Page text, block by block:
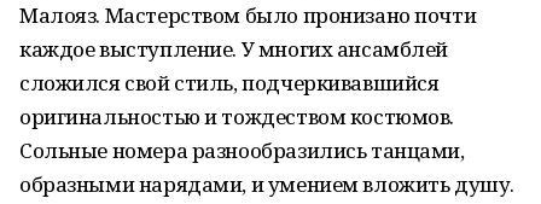
Малояз. Мастерством было пронизано почти
каждое выступление. У многих ансамблей
сложился свой стиль, подчеркивавшийся
оригинальностью и тождеством костюмов.
Сольные номера разнообразились танцами,
образными нарядами, и умением вложить душу.